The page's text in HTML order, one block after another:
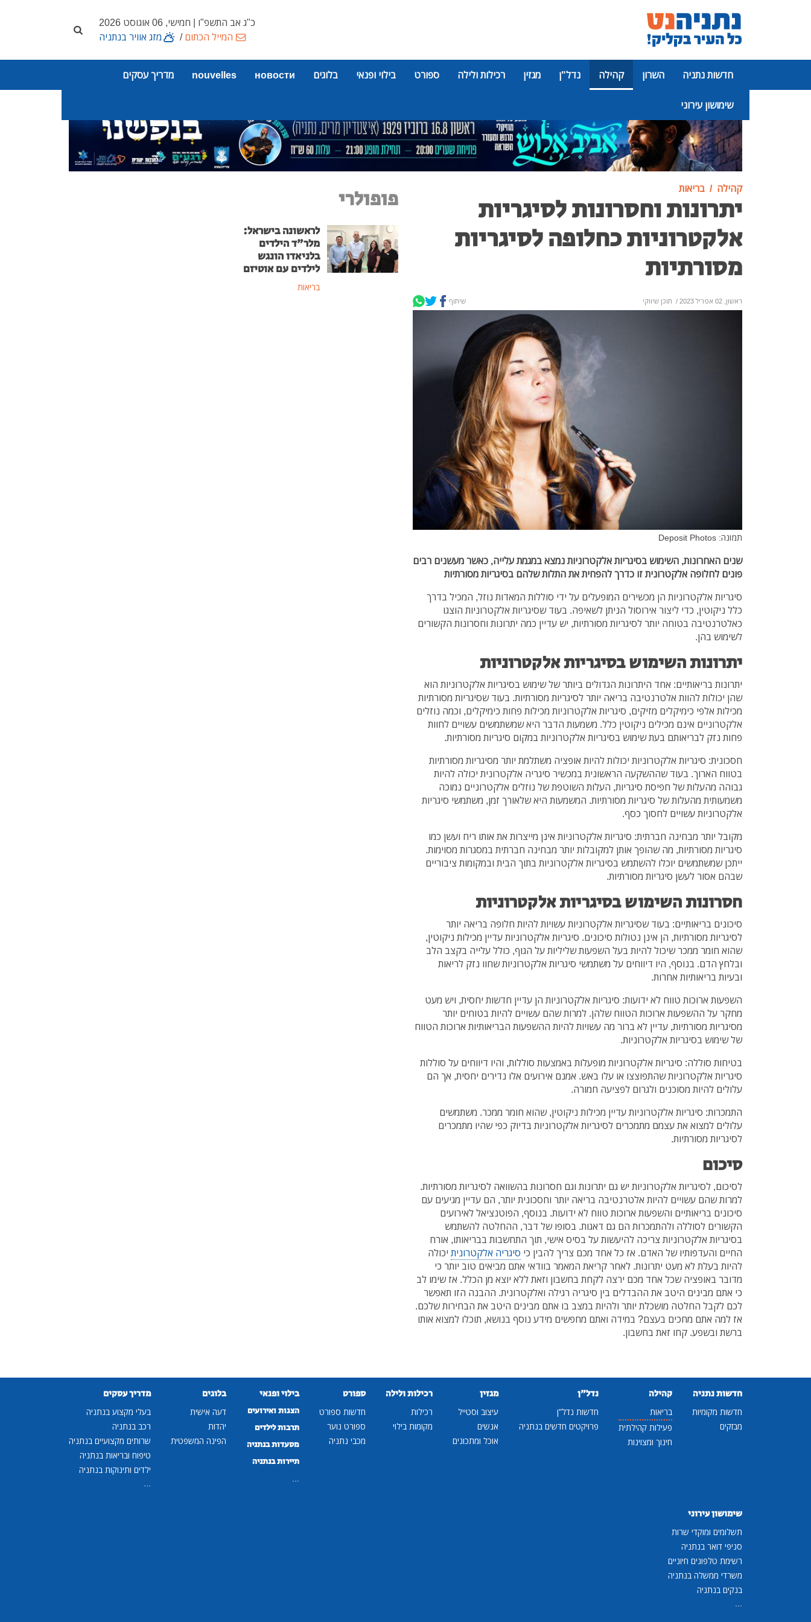
כ"ג אב התשפ"ו | חמישי, 06 אוגוסט 2026
המייל הכתום/ מזג אוויר בנתניה
חדשות נתניה השרון קהילה נדל"ן מגזין רכילות ולילה ספורט בילוי ופנאי בלוגים новости
nouvelles מדריך עסקים
שימושון עירוני
פרסומת
קהילה בריאות
יתרונות וחסרונות לסיגריות
אלקטרוניות כחלופה לסיגריות
מסורתיות
ראשון, 02 אפריל 2023 / תוכן שיווקי שיתוף
תמונה: Deposit Photos
שנים האחרונות, השימוש בסיגריות אלקטרוניות נמצא במגמת עלייה, כאשר מעשנים רבים
פונים לחלופה אלקטרונית זו כדרך להפחית את התלות שלהם בסיגריות מסורתיות
סיגריות אלקטרוניות הן מכשירים המופעלים על ידי סוללות המאדות נוזל, המכיל בדרך
כלל ניקוטין, כדי ליצור אירוסול הניתן לשאיפה. בעוד שסיגריות אלקטרוניות הוצגו
כאלטרנטיבה בטוחה יותר לסיגריות מסורתיות, יש עדיין כמה יתרונות וחסרונות הקשורים
לשימוש בהן.
יתרונות השימוש בסיגריות אלקטרוניות
יתרונות בריאותיים: אחד היתרונות הגדולים ביותר של שימוש בסיגריות אלקטרוניות הוא
שהן יכולות להוות אלטרנטיבה בריאה יותר לסיגריות מסורתיות. בעוד שסיגריות מסורתיות
מכילות אלפי כימיקלים מזיקים, סיגריות אלקטרוניות מכילות פחות כימיקלים, וכמה נוזלים
אלקטרוניים אינם מכילים ניקוטין כלל. משמעות הדבר היא שמשתמשים עשויים לחוות
פחות נזק לבריאותם בעת שימוש בסיגריות אלקטרוניות במקום סיגריות מסורתיות.
חסכונית: סיגריות אלקטרוניות יכולות להיות אופציה משתלמת יותר מסיגריות מסורתיות
בטווח הארוך. בעוד שההשקעה הראשונית במכשיר סיגריה אלקטרונית יכולה להיות
גבוהה מהעלות של חפיסת סיגריות, העלות השוטפת של נוזלים אלקטרוניים נמוכה
משמעותית מהעלות של סיגריות מסורתיות. המשמעות היא שלאורך זמן, משתמשי סיגריות
אלקטרוניות עשויים לחסוך כסף.
מקובל יותר מבחינה חברתית: סיגריות אלקטרוניות אינן מייצרות את אותו ריח ועשן כמו
סיגריות מסורתיות, מה שהופך אותן למקובלות יותר מבחינה חברתית במסגרות מסוימות.
ייתכן שמשתמשים יוכלו להשתמש בסיגריות אלקטרוניות בתוך הבית ובמקומות ציבוריים
שבהם אסור לעשן סיגריות מסורתיות.
חסרונות השימוש בסיגריות אלקטרוניות
סיכונים בריאותיים: בעוד שסיגריות אלקטרוניות עשויות להיות חלופה בריאה יותר
לסיגריות מסורתיות, הן אינן נטולות סיכונים. סיגריות אלקטרוניות עדיין מכילות ניקוטין,
שהוא חומר ממכר שיכול להיות בעל השפעות שליליות על הגוף, כולל עלייה בקצב הלב
ובלחץ הדם. בנוסף, היו דיווחים על משתמשי סיגריות אלקטרוניות שחוו נזק לריאות
ובעיות בריאותיות אחרות.
השפעות ארוכות טווח לא ידועות: סיגריות אלקטרוניות הן עדיין חדשות יחסית, ויש מעט
מחקר על ההשפעות ארוכות הטווח שלהן. למרות שהם עשויים להיות בטוחים יותר
מסיגריות מסורתיות, עדיין לא ברור מה עשויות להיות ההשפעות הבריאותיות ארוכות הטווח
של שימוש בסיגריות אלקטרוניות.
בטיחות סוללה: סיגריות אלקטרוניות מופעלות באמצעות סוללות, והיו דיווחים על סוללות
סיגריות אלקטרוניות שהתפוצצו או עלו באש. אמנם אירועים אלו נדירים יחסית, אך הם
עלולים להיות מסוכנים ולגרום לפציעה חמורה.
התמכרות: סיגריות אלקטרוניות עדיין מכילות ניקוטין, שהוא חומר ממכר. משתמשים
עלולים למצוא את עצמם מתמכרים לסיגריות אלקטרוניות בדיוק כפי שהיו מתמכרים
לסיגריות מסורתיות.
סיכום
לסיכום, לסיגריות אלקטרוניות יש גם יתרונות וגם חסרונות בהשוואה לסיגריות מסורתיות.
למרות שהם עשויים להיות אלטרנטיבה בריאה יותר וחסכונית יותר, הם עדיין מגיעים עם
סיכונים בריאותיים והשפעות ארוכות טווח לא ידועות. בנוסף, הפוטנציאל לאירועים
הקשורים לסוללה ולהתמכרות הם גם דאגות. בסופו של דבר, ההחלטה להשתמש
בסיגריות אלקטרוניות צריכה להיעשות על בסיס אישי, תוך התחשבות בבריאותו, אורח
החיים והעדפותיו של האדם. אז כל אחד מכם צריך להבין כי סיגריה אלקטרונית יכולה
להיות בעלת לא מעט יתרונות. לאחר קריאת המאמר בוודאי אתם מביאים טוב יותר כי
מדובר באופציה שכל אחד מכם ירצה לקחת בחשבון וזאת ללא יוצא מן הכלל. אז שימו לב
כי אתם מבינים היטב את ההבדלים בין סיגריה רגילה ואלקטרונית. ההבנה הזו תאפשר
לכם לקבל החלטה מושכלת יותר ולהיות במצב בו אתם מבינים היטב את הבחירות שלכם.
אז למה אתם מחכים בעצם? במידה ואתם מחפשים מידע נוסף בנושא, תוכלו למצוא אותו
ברשת ובשפע. קחו זאת בחשבון.
פופולרי
לראשונה בישראל:
מלר"ד הילדים
בלניאדו הונגש
לילדים עם אוטיזם
בריאות
חדשות נתניה
חדשות מקומיות
מבזקים
קהילה
בריאות
פעילות קהילתית
חינוך ומצוינות
נדל"ן
חדשות נדל"ן
פרויקטים חדשים בנתניה
מגזין
עיצוב וסטייל
אנשים
אוכל ומתכונים
רכילות ולילה
רכילות
מקומות בילוי
ספורט
חדשות ספורט
ספורט נוער
מכבי נתניה
בילוי ופנאי
הצגות ואירועים
תרבות לילדים
מסעדות בנתניה
תיירות בנתניה
...
בלוגים
דעה אישית
יהדות
הפינה המשפטית
מדריך עסקים
בעלי מקצוע בנתניה
רכב בנתניה
שרותים מקצועיים בנתניה
טיפוח ובריאות בנתניה
ילדים ותינוקות בנתניה
...
שימושון עירוני
תשלומים ומוקדי שרות
סניפי דואר בנתניה
רשימת טלפונים חיוניים
משרדי ממשלה בנתניה
בנקים בנתניה
...